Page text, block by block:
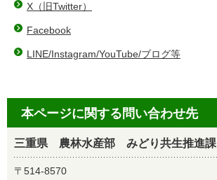
X（旧Twitter）
Facebook
LINE/Instagram/YouTube/ブログ等
本ページに関する問い合わせ先
三重県 農林水産部 みどり共生推進課
〒514-8570